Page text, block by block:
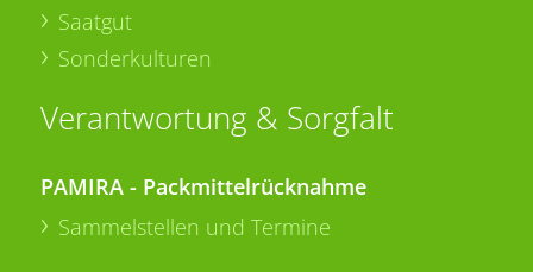
Saatgut
Sonderkulturen
Verantwortung & Sorgfalt
PAMIRA - Packmittelrücknahme
Sammelstellen und Termine